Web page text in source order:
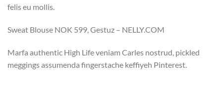
felis eu mollis.
Sweat Blouse NOK 599, Gestuz – NELLY.COM
Marfa authentic High Life veniam Carles nostrud, pickled
meggings assumenda fingerstache keffiyeh Pinterest.